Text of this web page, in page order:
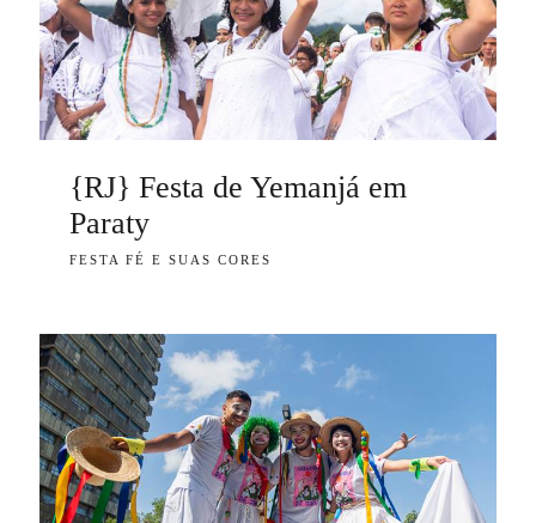
{RJ} Festa de Yemanjá em
Paraty
FESTA FÉ E SUAS CORES